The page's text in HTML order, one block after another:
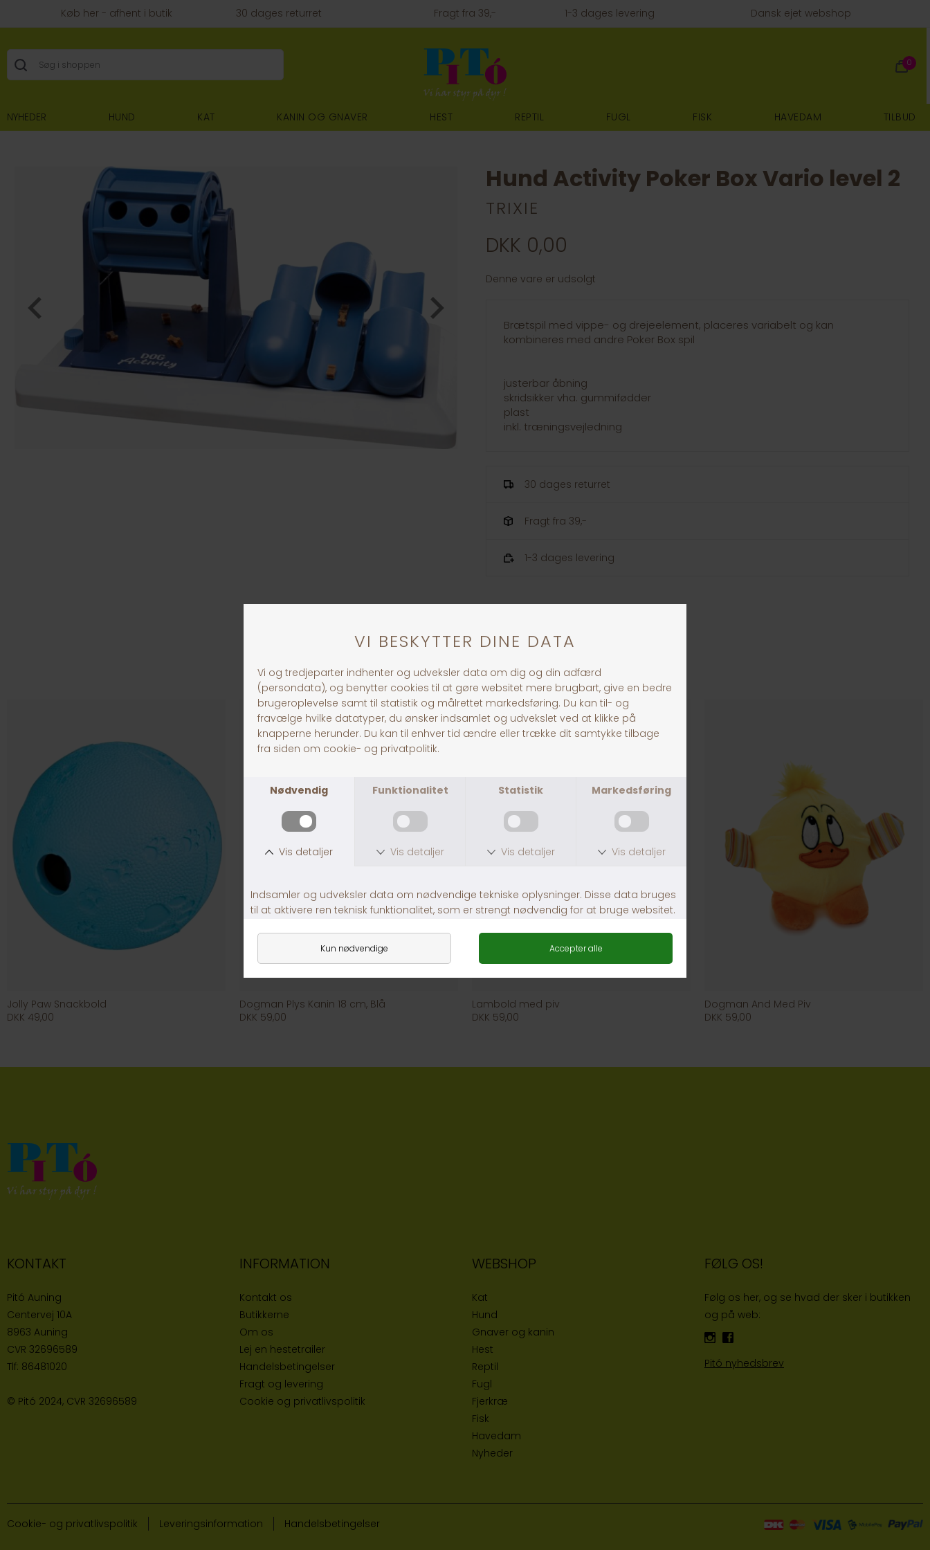
Køb her - afhent i butik 30 dages returret Fragt fra 39,- 1-3 dages levering Dansk ejet webshop
0
NYHEDER HUND KAT KANIN OG GNAVER HEST REPTIL FUGL FISK HAVEDAM TILBUD
Hund Activity Poker Box Vario level 2
TRIXIE
DKK 0,00
Denne vare er udsolgt
Brætspil med vippe- og drejeelement, placeres variabelt og kan
kombineres med andre Poker Box spil
justerbar åbning
skridsikker vha. gummifødder
plast
inkl. træningsvejledning
30 dages returret
Fragt fra 39,-
1-3 dages levering
ANDRE KØBTE OGSÅ
Jolly Paw Snackbold
DKK 49,00
Dogman Plys Kanin 18 cm, Blå
DKK 59,00
Lambold med piv
DKK 59,00
Dogman And Med Piv
DKK 59,00
KONTAKT
Pitó Auning
Centervej 10A
8963 Auning
CVR 32696589
Tlf: 86481020
© Pitó 2024, CVR 32696589
INFORMATION
Kontakt os
Butikkerne
Om os
Lej en hestetrailer
Handelsbetingelser
Fragt og levering
Cookie og privatlivspolitik
WEBSHOP
Kat
Hund
Gnaver og kanin
Hest
Reptil
Fugl
Fjerkræ
Fisk
Havedam
Nyheder
FØLG OS!
Følg os her, og se hvad der sker i butikken
og på web:
Pitó nyhedsbrev
Cookie- og privatlivspolitik Leveringsinformation Handelsbetingelser